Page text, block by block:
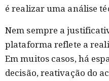
é realizar uma análise
Nem sempre a
plataforma reflete a
Em muitos casos, há
decisão, reativação do